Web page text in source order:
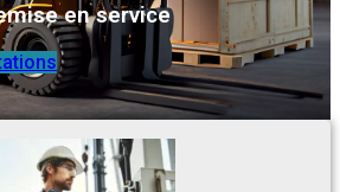
en service